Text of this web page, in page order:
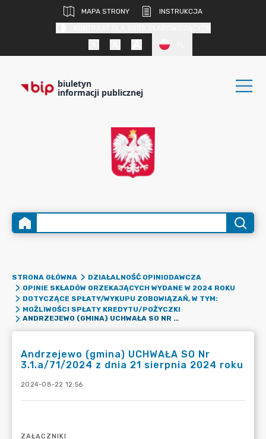
MAPA STRONY
INSTRUKCJA
biuletyn
informacji publicznej
STRONA GŁÓWNA
DZIAŁALNOŚĆ OPINIODAWCZA
OPINIE SKŁADÓW ORZEKAJĄCYCH WYDANE W 2024 ROKU
DOTYCZĄCE SPŁATY/WYKUPU ZOBOWIĄZAŃ, W TYM:
MOŻLIWOŚCI SPŁATY KREDYTU/POŻYCZKI
ANDRZEJEWO (GMINA) UCHWAŁA SO NR 3.1.A/71/2024 Z DNIA 21 SIERPNIA 2024 ROKU
Andrzejewo (gmina) UCHWAŁA SO Nr
3.1.a/71/2024 z dnia 21 sierpnia 2024 roku
2024-08-22 12:56
ZAŁĄCZNIKI